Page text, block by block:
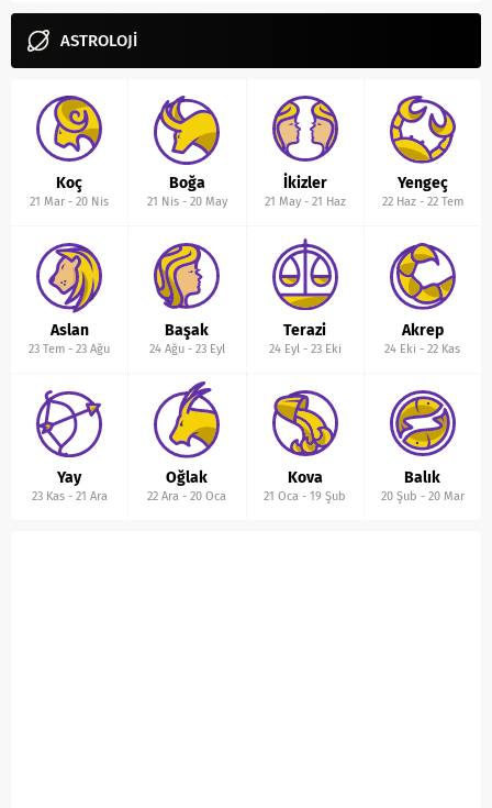
ASTROLOJİ
Koç
21 Mar -20 Nis
Boğa
21 Nis- 20 May
İkizler
21 May- 21 Haz
Yengeç
22 Haz- 22 Tem
Aslan
23 Tem -23 Ağu
Başak
24 Ağu- 23 Eyl
Terazi
24 Eyl- 23 Eki
Akrep
24 Eki -22 Kas
Yay
23 Kas- 21 Ara
Oğlak
22 Ara -20 Oca
Kova
21 Oca -19 Şub
Balık
20 Şub - 20 Mar